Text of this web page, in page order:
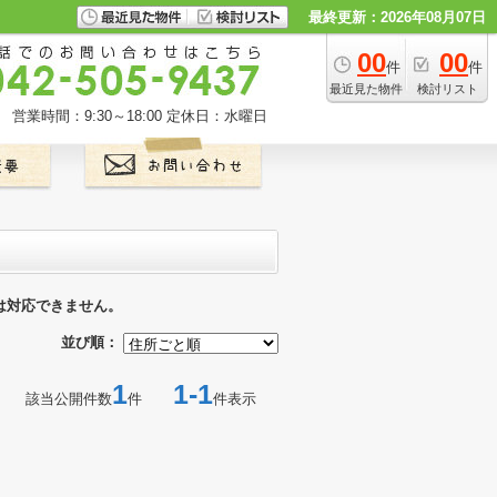
最終更新：2026年08月07日
00件
最近見た物件
00件
検討リスト
営業時間：9:30～18:00 定休日：水曜日
応できません。
並び順：
該当公開件数1件 1-1件表示